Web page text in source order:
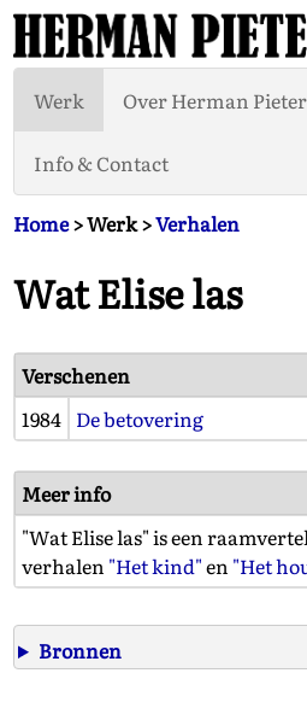
Werk Over Herman
Info & Contact
Home> Werk >Verhalen
Wat Elise las
Verschenen
1984 De betovering
Meer info
"Wat Elise las" is een
verhalen "Het kind"en "Het
Bronnen